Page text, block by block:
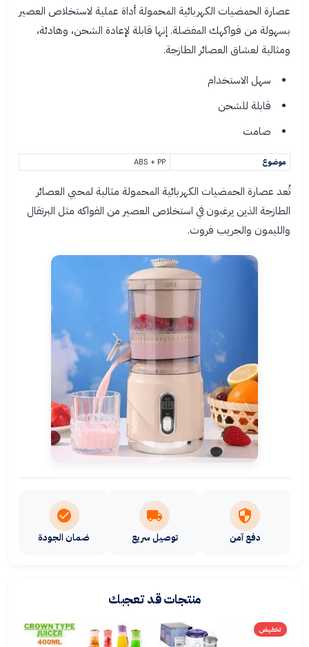
عصارة الحمضيات الكهربائية المحمولة أداة عملية لاستخلاص العصير
بسهولة من فواكهك المفضلة. إنها قابلة لإعادة الشحن، وهادئة،
ومثالية لعشاق العصائر الطازجة.
سهل الاستخدام
قابلة للشحن
صامت
موضوع ABS + PP
تُعد عصارة الحمضيات الكهربائية المحمولة مثالية لمحبي العصائر
الطازجة الذين يرغبون في استخلاص العصير من الفواكه مثل البرتقال
والليمون والجريب فروت.
دفع آمن توصيل سريع ضمان الجودة
منتجات قد تعجبك
تخفيض